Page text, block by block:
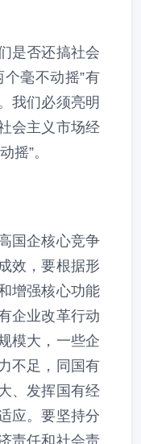
是否还搞社会
毫不动摇”有
我们必须亮明
会主义市场经
摇”。
国企核心竞争
效，要根据形
增强核心功能
企业改革行动
模大，一些企
不足，同国有
、发挥国有经
应。要坚持分